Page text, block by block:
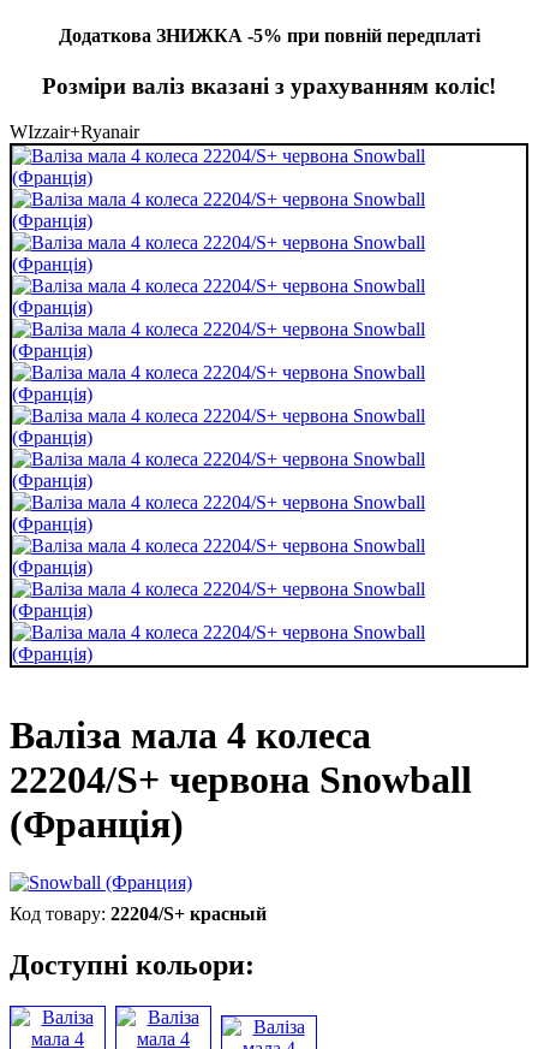
Додаткова ЗНИЖКА -5% при повній передплаті
Розміри валіз вказані з урахуванням коліс!
WIzzair+Ryanair
Валіза мала 4 колеса
22204/S+ червона Snowball
(Франція)
22204/S+ красный
Доступні кольори: